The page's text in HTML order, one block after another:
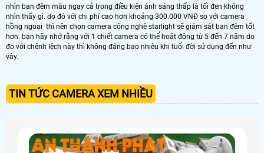
nhìn ban đêm màu ngay cả trong điều kiện ánh sáng thấp là tối đen không
nhìn thấy gì. do đó với chi phí cao hơn khoảng 300.000 VNĐ so với camera
hồng ngoại thì nên chọn camera công nghệ starlight sẽ giám sát ban đêm tốt
hơn. bạn hãy nhớ rằng với 1 chiết camera có thể hoặt động từ 5 đến 7 năm do
đo với chênh lệch này thì không đáng bao nhiêu khi tuổi đời sử dụng đến như
vây.
TIN TỨC CAMERA XEM NHIỀU